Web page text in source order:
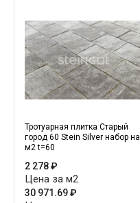
Тротуарная плитка Старый
город 60 Stein Silver набор на
м2 t=60
2 278 ₽
Цена за м2
30 971.69 ₽